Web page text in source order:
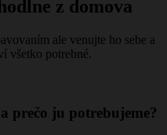
z domova
ale venujte ho sebe a
všetko potrebné.
prečo ju potrebujeme?